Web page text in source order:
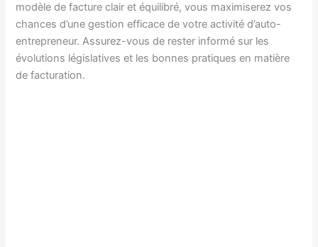
modèle de facture clair et équilibré, vous maximiserez vos
chances d’une gestion efficace de votre activité d’auto-
entrepreneur. Assurez-vous de rester informé sur les
évolutions législatives et les bonnes pratiques en matière
de facturation.